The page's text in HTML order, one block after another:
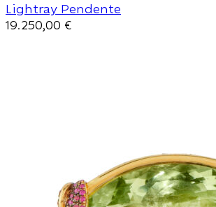
Lightray Pendente
19.250,00 €